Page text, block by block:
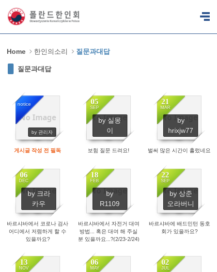
Home 한인의소리 질문과대답
질문과대답
No Image
notice
by 관리자
14224
게시글 작성 전 필독
No Image
05
SEP
by 실몽
이
1614
보험 질문 드려요!
No Image
21
MAR
by
hrixjw77
1387
벌써 많은 시간이 흘렀네요
No Image
06
DEC
by 크라
카우
1561
바르샤바에서 코로나 검사
어디에서 저렴하게 할 수
있을까요?
No Image
18
FEB
by
R1109
1952
바르샤바에서 자전거 대여
방법... 혹은 대여 해 주실
분 있을까요...?(2/23-2/24)
No Image
22
SEP
by 상준
오라버니
2407
바르샤바에 배드민턴 동호
회가 있을까요?
13
NOV
06
MAY
02
JUL